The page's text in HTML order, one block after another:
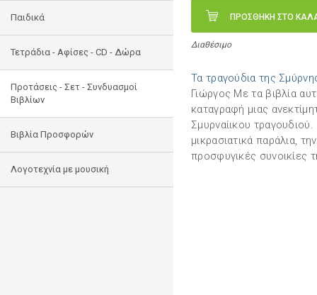
Παιδικά
Τετράδια - Αφίσες - CD - Δώρα
Προτάσεις - Σετ - Συνδυασμοί
Βιβλίων
Βιβλία Προσφορών
Λογοτεχνία με μουσική
ΠΡΟΣΘΗΚΗ ΣΤΟ
Διαθέσιμο
Τα τραγούδια της
Γιώργος Με τα βιβλία
καταγραφή μιας
Σμυρναίικου
μικρασιατικά παράλια,
προσφυγικές συνοικίες